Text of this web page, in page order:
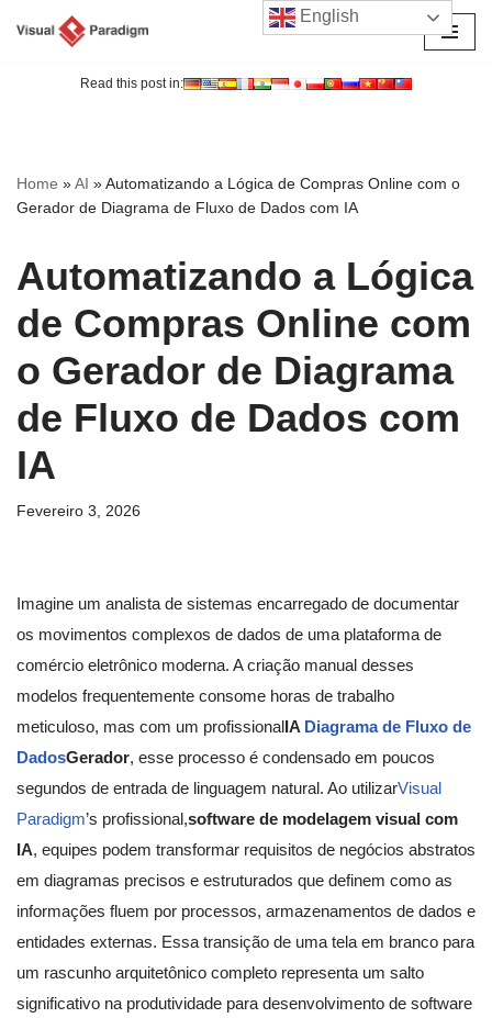
Read this post in:
Home »AI »Automatizando a Lógica de Compras Online com o
Gerador de Diagrama de Fluxo de Dados com IA
Automatizando a Lógica
de Compras Online com
o Gerador de Diagrama
de Fluxo de Dados com
IA
Fevereiro 3, 2026
Imagine um analista de sistemas encarregado de documentar
os movimentos complexos de dados de uma plataforma de
comércio eletrônico moderna. A criação manual desses
modelos frequentemente consome horas de trabalho
meticuloso, mas com um profissionalIA Diagrama de Fluxo de
DadosGerador, esse processo é condensado em poucos
segundos de entrada de linguagem natural. Ao utilizarVisual
Paradigm’s profissional,software de modelagem visual com
IA, equipes podem transformar requisitos de negócios abstratos
em diagramas precisos e estruturados que definem como as
informações fluem por processos, armazenamentos de dados e
entidades externas. Essa transição de uma tela em branco para
um rascunho arquitetônico completo representa um salto
significativo na produtividade para desenvolvimento de software
English